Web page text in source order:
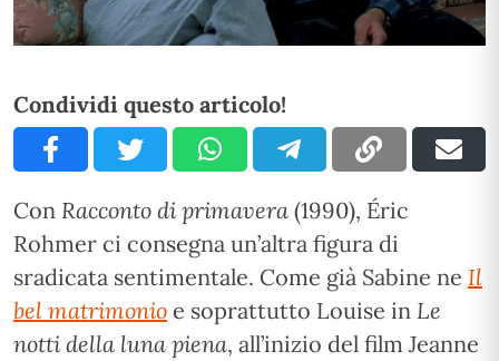
Condividi questo articolo!
Con Racconto di primavera (1990), Éric
Rohmer ci consegna un’altra figura di
sradicata sentimentale. Come già Sabine ne Il
bel matrimonio e soprattutto Louise in Le
notti della luna piena, all’inizio del film Jeanne